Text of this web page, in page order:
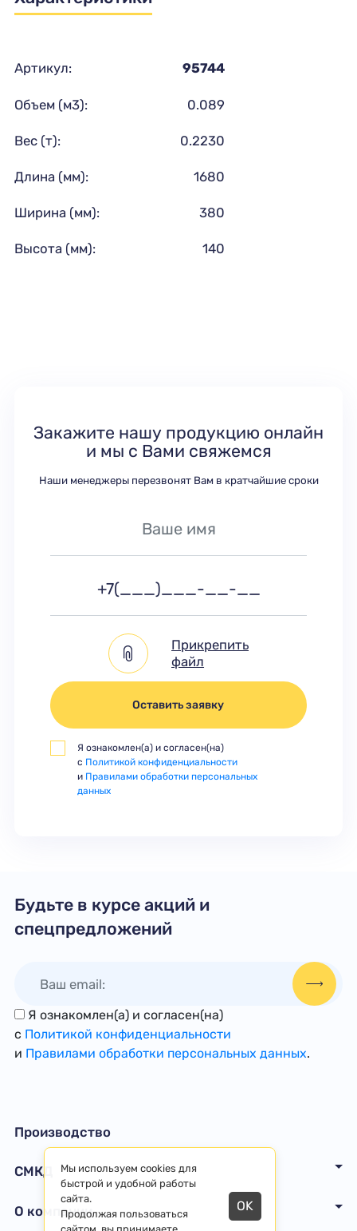
Артикул: 95744
Объем (м3): 0.089
Вес (т): 0.2230
Длина (мм): 1680
Ширина (мм): 380
Высота (мм): 140
Закажите нашу продукцию онлайн
и мы с Вами свяжемся
Наши менеджеры перезвонят Вам в кратчайшие сроки
Прикрепить
файл
Оставить заявку
Я ознакомлен(а) и согласен(на)
с Политикой конфиденциальности
и Правилами обработки персональных
данных
Будьте в курсе акций и
спецпредложений
Я ознакомлен(а) и согласен(на)
с Политикой конфиденциальности
и Правилами обработки персональных данных.
Производство
СМКД
О компании
Мы используем cookies для
быстрой и удобной работы
сайта.
Продолжая пользоваться
OK